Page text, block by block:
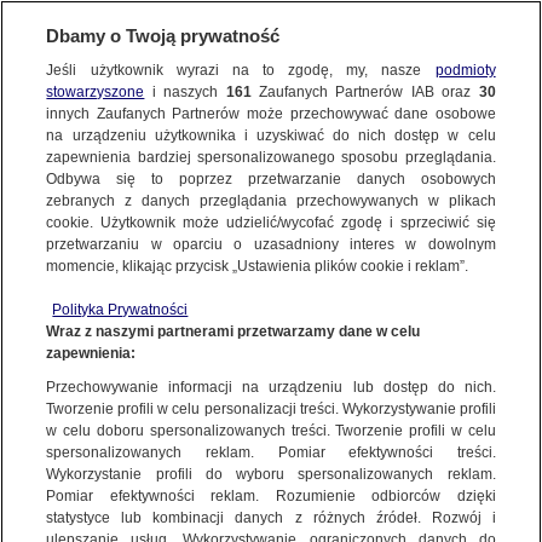
POLSKA
Prezydent Gdańska zaatakowany nożem
na scenie WOŚP
13.01.2019, 20:23Aktualizacja:13.01.2019, 21:36
Dbamy o Twoją prywatność
Jeśli użytkownik wyrazi na to zgodę, my, nasze podmioty
stowarzyszone i naszych 161Zaufanych Partnerów IAB oraz 30
innych Zaufanych Partnerów może przechowywać dane osobowe
na urządzeniu użytkownika i uzyskiwać do nich dostęp w celu
zapewnienia bardziej spersonalizowanego sposobu przeglądania.
Odbywa się to poprzez przetwarzanie danych osobowych
zebranych z danych przeglądania przechowywanych w plikach
cookie. Użytkownik może udzielić/wycofać zgodę i sprzeciwić się
przetwarzaniu w oparciu o uzasadniony interes w dowolnym
momencie, klikając przycisk „Ustawienia plików cookie i reklam”.
Polityka Prywatności
Wraz z naszymi partnerami przetwarzamy dane w celu
zapewnienia:
Przechowywanie informacji na urządzeniu lub dostęp do nich.
Tworzenie profili w celu personalizacji treści. Wykorzystywanie profili
w celu doboru spersonalizowanych treści. Tworzenie profili w celu
spersonalizowanych reklam. Pomiar efektywności treści.
Wykorzystanie profili do wyboru spersonalizowanych reklam.
Pomiar efektywności reklam. Rozumienie odbiorców dzięki
statystyce lub kombinacji danych z różnych źródeł. Rozwój i